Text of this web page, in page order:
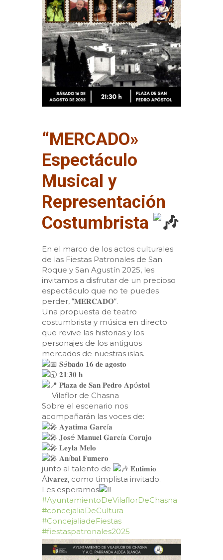
“MERCADO»
Espectáculo
Musical y
Representación
Costumbrista
En el marco de los actos culturales
de las Fiestas Patronales de San
Roque y San Agustín 2025, les
invitamos a disfrutar de un precioso
espectáculo que no te puedes
perder, “𝐌𝐄𝐑𝐂𝐀𝐃𝐎“.
Una propuesta de teatro
costumbrista y música en directo
que revive las historias y los
personajes de los antiguos
mercados de nuestras islas.
𝐒á𝐛𝐚𝐝𝐨 𝟏𝟔 𝐝𝐞 𝐚𝐠𝐨𝐬𝐭𝐨
𝟐𝟏:𝟑𝟎 𝐡
𝐏𝐥𝐚𝐳𝐚 𝐝𝐞 𝐒𝐚𝐧 𝐏𝐞𝐝𝐫𝐨 𝐀𝐩ó𝐬𝐭𝐨𝐥
Vilaflor de Chasna
Sobre el escenario nos
acompañarán las voces de:
𝐀𝐲𝐚𝐭𝐢𝐦𝐚 𝐆𝐚𝐫𝐜í𝐚
𝐉𝐨𝐬é 𝐌𝐚𝐧𝐮𝐞𝐥 𝐆𝐚𝐫𝐜í𝐚 𝐂𝐨𝐫𝐮𝐣𝐨
𝐋𝐞𝐲𝐥𝐚 𝐌𝐞𝐥𝐨
𝐀𝐧í𝐛𝐚𝐥 𝐅𝐮𝐦𝐞𝐫𝐨
junto al talento de
𝐄𝐮𝐭𝐢𝐦𝐢𝐨
Á𝐥𝐯𝐚𝐫𝐞𝐳, como timplista invitado.
Les esperamos
#AyuntamientoDeVilaflorDeChasna
#concejaliaDeCultura
#ConcejaliadeFiestas
#fiestaspatronales2025